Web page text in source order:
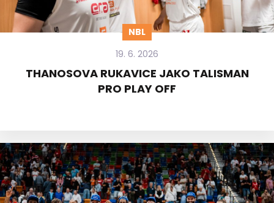
NBL
19. 6. 2026
THANOSOVA RUKAVICE JAKO TALISMAN
PRO PLAY OFF